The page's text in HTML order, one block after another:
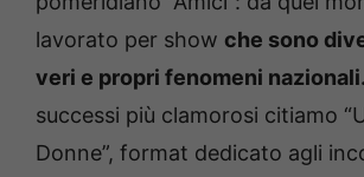
lavorato per show che sono
veri e propri fenomeni nazionali.
successi più clamorosi citiamo
Donne”, format dedicato agli